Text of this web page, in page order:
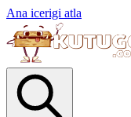
Ana icerigi atla